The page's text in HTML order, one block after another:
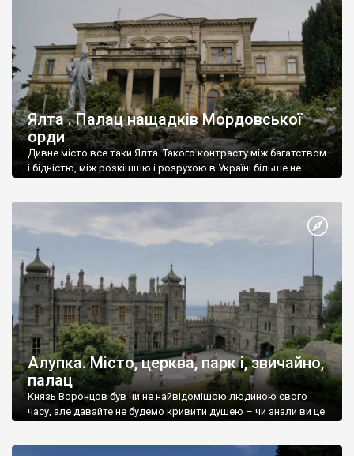
Ялта . Палац нащадків Мордовської
орди
Дивне місто все таки Ялта. Такого контрасту між багатством
і бідністю, між розкішшю і розрухою в Україні більше не
Алупка. Місто, церква, парк і, звичайно,
палац
Князь Воронцов був чи не найвідомішою людиною свого
часу, але давайте не будемо кривити душею – чи знали ви це